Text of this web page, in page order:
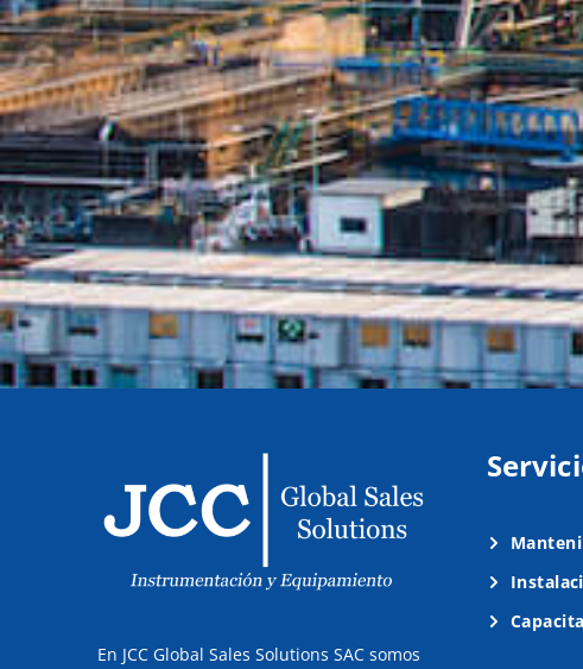
En JCC Global Sales Solutions SAC somos